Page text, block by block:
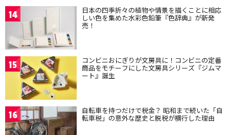
14 日本の四季折々の植物や情景を描くことに相応
しい色を集めた水彩色鉛筆『色辞典』が新発
売！
15 コンビニおにぎりが文房具に！コンビニの定番
商品をモチーフにした文房具シリーズ『ジムマ
ート』誕生
16 自転車を持つだけで税金？ 昭和まで続いた「自
転車税」の意外な歴史と脱税が横行した理由